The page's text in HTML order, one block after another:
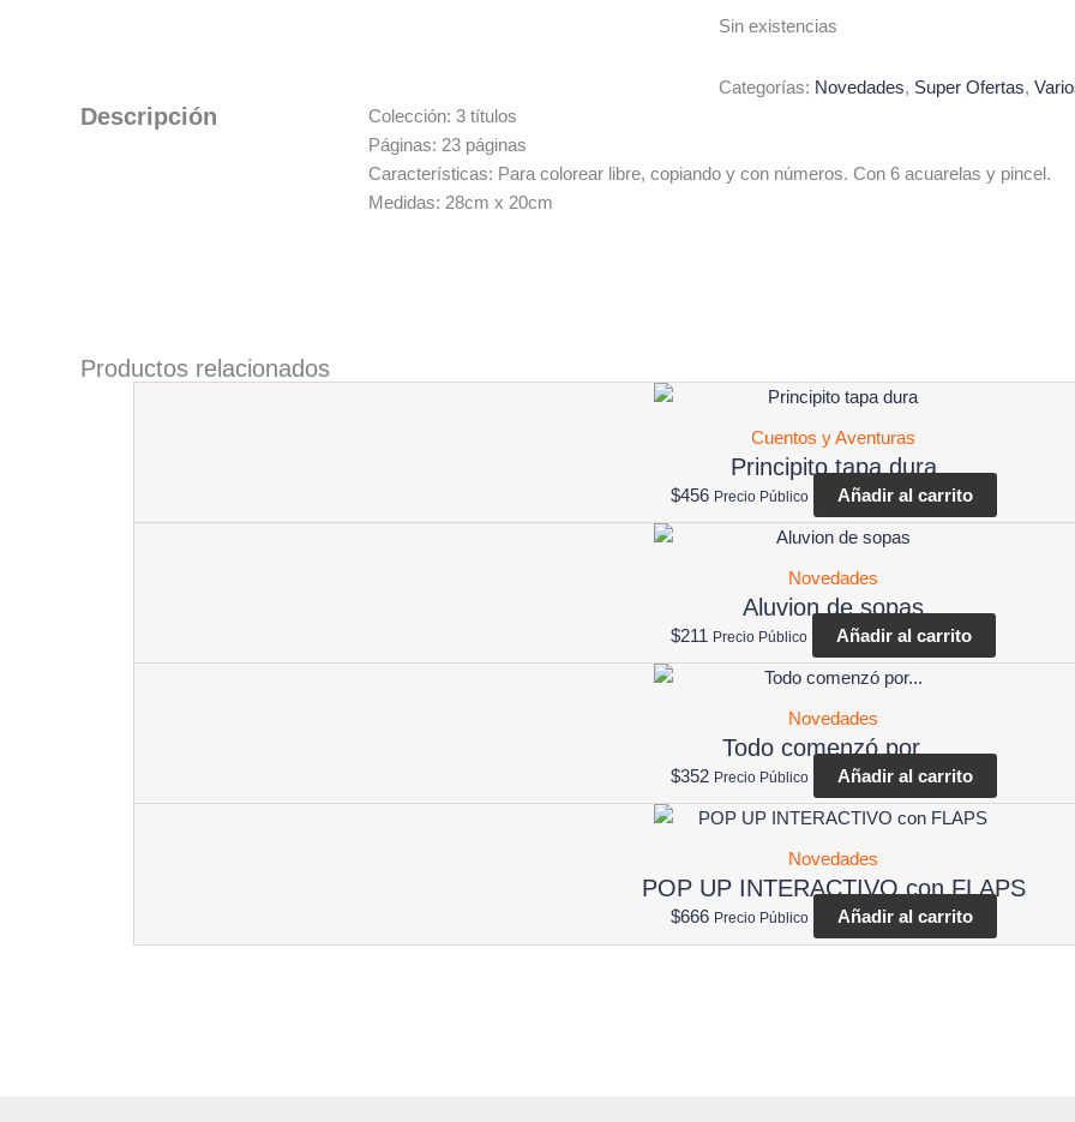
Sin existencias
Categorías: Novedades, Super Ofertas,
Descripción
Colección: 3 títulos
Páginas: 23 páginas
Características: Para colorear libre, copiando y con números. Con 6 acuarelas y pincel.
Medidas: 28cm x 20cm
Productos relacionados
Cuentos y Aventuras
Principito tapa dura
$456 Precio Público Añadir al carrito
Novedades
Aluvion de sopas
$211 Precio Público Añadir al carrito
Novedades
Todo comenzó por…
$352 Precio Público Añadir al carrito
Novedades
POP UP INTERACTIVO con FLAPS
$666 Precio Público Añadir al carrito